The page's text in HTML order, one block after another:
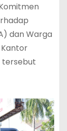
dan Warga
tersebut